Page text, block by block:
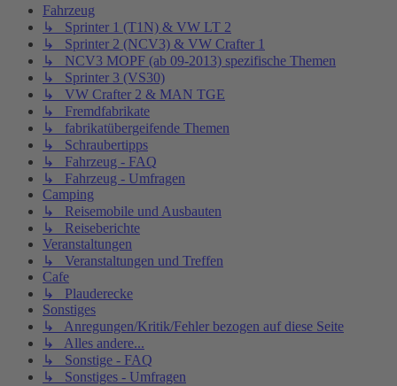
Fahrzeug
↳ Sprinter 1 (T1N) & VW LT 2
↳ Sprinter 2 (NCV3) & VW Crafter 1
↳ NCV3 MOPF (ab 09-2013) spezifische Themen
↳ Sprinter 3 (VS30)
↳ VW Crafter 2 & MAN TGE
↳ Fremdfabrikate
↳ fabrikatübergeifende Themen
↳ Schraubertipps
↳ Fahrzeug - FAQ
↳ Fahrzeug - Umfragen
Camping
↳ Reisemobile und Ausbauten
↳ Reiseberichte
Veranstaltungen
↳ Veranstaltungen und Treffen
Cafe
↳ Plauderecke
Sonstiges
↳ Anregungen/Kritik/Fehler bezogen auf diese Seite
↳ Alles andere...
↳ Sonstige - FAQ
↳ Sonstiges - Umfragen